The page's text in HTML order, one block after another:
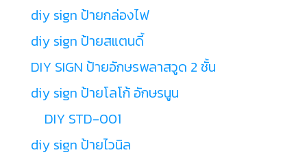
diy sign ป้ายกล่องไฟ
diy sign ป้ายสแตนดี้
DIY SIGN ป้ายอักษรพลาสวูด 2 ชั้น
diy sign ป้ายโลโก้ อักษรนูน
DIY STD-001
diy sign ป้ายไวนิล